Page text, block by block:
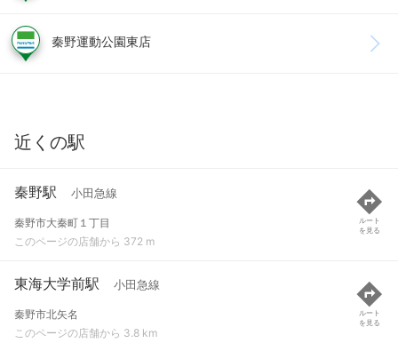
秦野運動公園東店
近くの駅
秦野駅 小田急線
秦野市大秦町１丁目
このページの店舗から 372 m
ルート
を見る
東海大学前駅 小田急線
秦野市北矢名
このページの店舗から 3.8 km
ルート
を見る